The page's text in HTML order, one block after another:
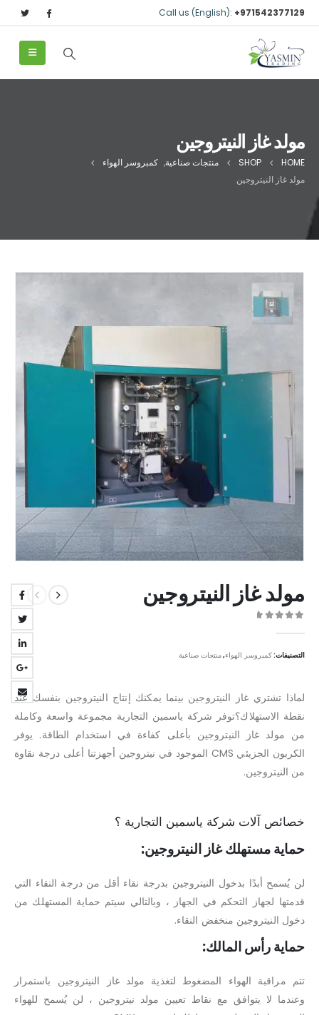
Call us (English): +971542377129
مولد غاز النيتروجين
HOME
SHOP منتجات صناعية, كمبروسر الهواء
مولد غاز النيتروجين
مولد غاز النيتروجين
التصنيفات:كمبروسر الهواء,منتجات صناعية
لماذا تشتري غاز النيتروجين بينما يمكنك إنتاج النيتروجين بنفسك عند
نقطة الاستهلاك؟توفر شرکة ياسمين التجارية مجموعة واسعة وكاملة
من مولد غاز النيتروجين بأعلى كفاءة في استخدام الطاقة. يوفر
الكربون الجزيئي CMS الموجود في نيتروجين أجهزتنا أعلى درجة نقاوة
من النيتروجين.
خصائص آلات شركة ياسمين التجارية ؟
حماية مستهلك غاز النيتروجين:
لن يُسمح أبدًا بدخول النيتروجين بدرجة نقاء أقل من درجة النقاء التي
قدمتها لجهاز التحكم في الجهاز ، وبالتالي سيتم حماية المستهلك من
دخول النيتروجين منخفض النقاء.
حماية رأس المالك:
تتم مراقبة الهواء المضغوط لتغذية مولد غاز النيتروجين باستمرار
وعندما لا يتوافق مع نقاط تعيين مولد نيتروجين ، لن يُسمح للهواء